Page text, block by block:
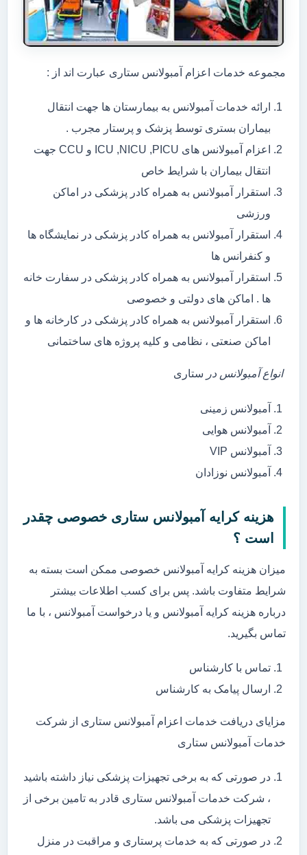
مجموعه خدمات اعزام آمبولانس ستاری عبارت اند از :
ارائه خدمات آمبولانس به بیمارستان ها جهت انتقال
بیماران بستری توسط پزشک و پرستار مجرب .
اعزام آمبولانس های ICU ,NICU ,PICU و CCU جهت
انتقال بیماران با شرایط خاص
استقرار آمبولانس به همراه کادر پزشکی در اماکن
ورزشی
استقرار آمبولانس به همراه کادر پزشکی در نمایشگاه ها
و کنفرانس ها
استقرار آمبولانس به همراه کادر پزشکی در سفارت خانه
ها . اماکن های دولتی و خصوصی
استقرار آمبولانس به همراه کادر پزشکی در کارخانه ها و
اماکن صنعتی ، نظامی و کلیه پروژه های ساختمانی
انواع آمبولانس در ستاری
آمبولانس زمینی
آمبولانس هوایی
آمبولانس VIP
آمبولانس نوزادان
هزینه کرایه آمبولانس ستاری خصوصی چقدر
است ؟
میزان هزینه کرایه آمبولانس خصوصی ممکن است بسته به
شرایط متفاوت باشد. پس برای کسب اطلاعات بیشتر
درباره هزینه کرایه آمبولانس و یا درخواست آمبولانس ، با ما
تماس بگیرید.
تماس با کارشناس
ارسال پیامک به کارشناس
مزایای دریافت خدمات اعزام آمبولانس ستاری از شرکت
خدمات آمبولانس ستاری
در صورتی که به برخی تجهیزات پزشکی نیاز داشته باشید
، شرکت خدمات آمبولانس ستاری قادر به تامین برخی از
تجهیزات پزشکی می باشد.
در صورتی که به خدمات پرستاری و مراقبت در منزل